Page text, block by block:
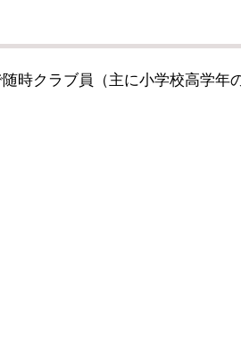
時クラブ員（主に小学校高学年